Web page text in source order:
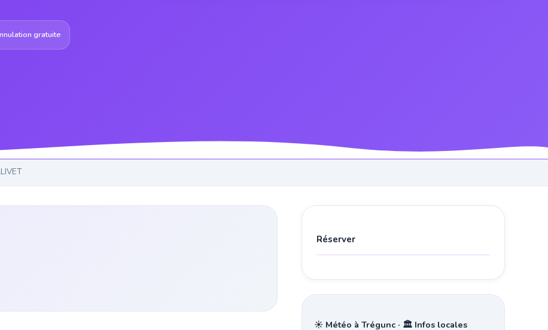
gratuite
Réserver
☀️ Météo à Trégunc · 🏛️ Infos locales